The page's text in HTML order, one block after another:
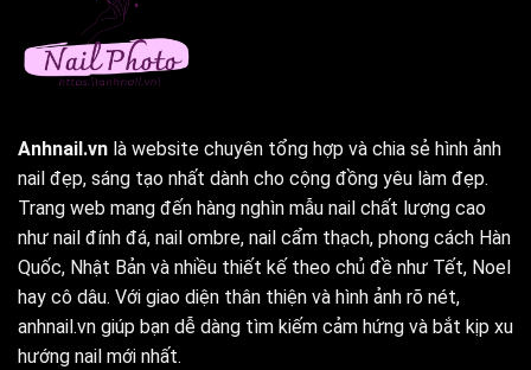
Anhnail.vn là website chuyên tổng hợp và chia sẻ hình ảnh
nail đẹp, sáng tạo nhất dành cho cộng đồng yêu làm đẹp.
Trang web mang đến hàng nghìn mẫu nail chất lượng cao
như nail đính đá, nail ombre, nail cẩm thạch, phong cách Hàn
Quốc, Nhật Bản và nhiều thiết kế theo chủ đề như Tết, Noel
hay cô dâu. Với giao diện thân thiện và hình ảnh rõ nét,
anhnail.vn giúp bạn dễ dàng tìm kiếm cảm hứng và bắt kịp xu
hướng nail mới nhất.